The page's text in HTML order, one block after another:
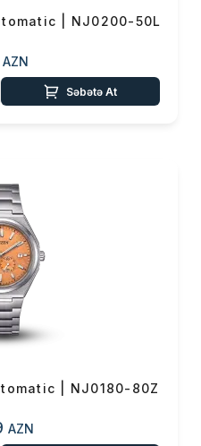
| NJ0200-50L
AZN
Səbətə At
| NJ0180-80Z
AZN